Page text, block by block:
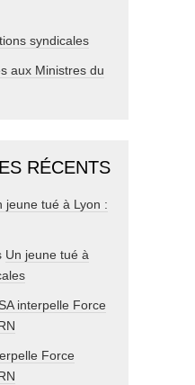
syndicales
aux Ministres du
RÉCENTS
jeune tué à Lyon :
Un jeune tué à
interpelle Force
Force